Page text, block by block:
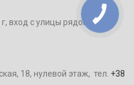
вход с улицы рядом с ТЦ
18, нулевой этаж, тел. +38